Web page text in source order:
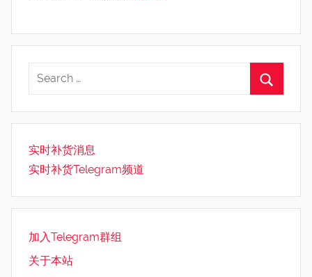
实时补货消息
实时补货Telegram频道
加入Telegram群组
关于本站